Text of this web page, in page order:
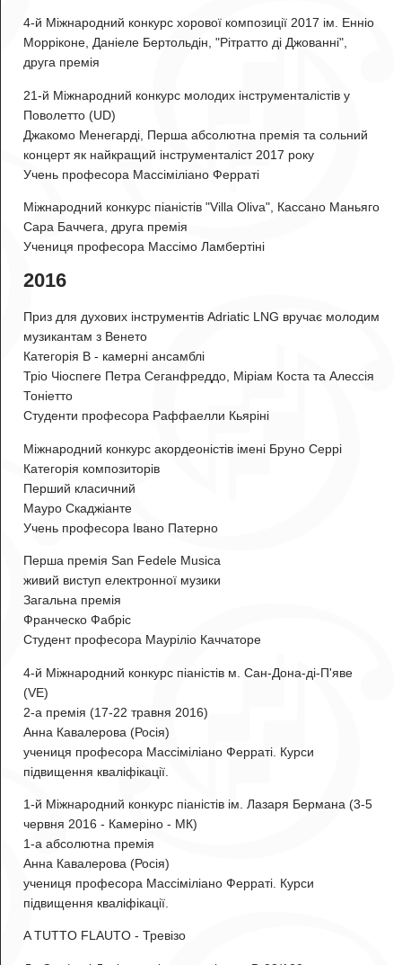
4-й Міжнародний конкурс хорової композиції 2017 ім. Енніо
Морріконе, Даніеле Бертольдін, "Рітратто ді Джованні",
друга премія
21-й Міжнародний конкурс молодих інструменталістів у
Поволетто (UD)
Джакомо Менегарді , Перша абсолютна премія та сольний
концерт як найкращий інструменталіст 2017 року
Учень професора Массіміліано Ферраті
Міжнародний конкурс піаністів "Villa Oliva", Кассано Маньяго
Сара Баччега , друга премія
Учениця професора Массімо Ламбертіні
2016
Приз для духових інструментів Adriatic LNG вручає молодим
музикантам з Венето
Категорія B - камерні ансамблі
Тріо Чіоспеге Петра Сеганфреддо, Міріам Коста та Алессія
Тоніетто
Студенти професора Раффаелли Кьяріні
Міжнародний конкурс акордеоністів імені Бруно Серрі
Категорія композиторів
Перший класичний
Мауро Скаджіанте
Учень професора Івано Патерно
Перша премія San Fedele Musica
живий виступ електронної музики
Загальна премія
Франческо Фабріс
Студент професора Мауріліо Каччаторе
4-й Міжнародний конкурс піаністів м. Сан-Дона-ді-П'яве
(VE)
2-а премія (17-22 травня 2016)
Анна Кавалерова (Росія)
учениця професора Массіміліано Ферраті. Курси
підвищення кваліфікації.
1-й Міжнародний конкурс піаністів ім. Лазаря Бермана (3-5
червня 2016 - Камеріно - МК)
1-а абсолютна премія
Анна Кавалерова (Росія)
учениця професора Массіміліано Ферраті. Курси
підвищення кваліфікації.
A TUTTO FLAUTO - Тревізо